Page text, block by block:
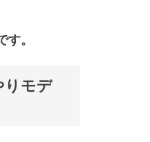
。
りモデ